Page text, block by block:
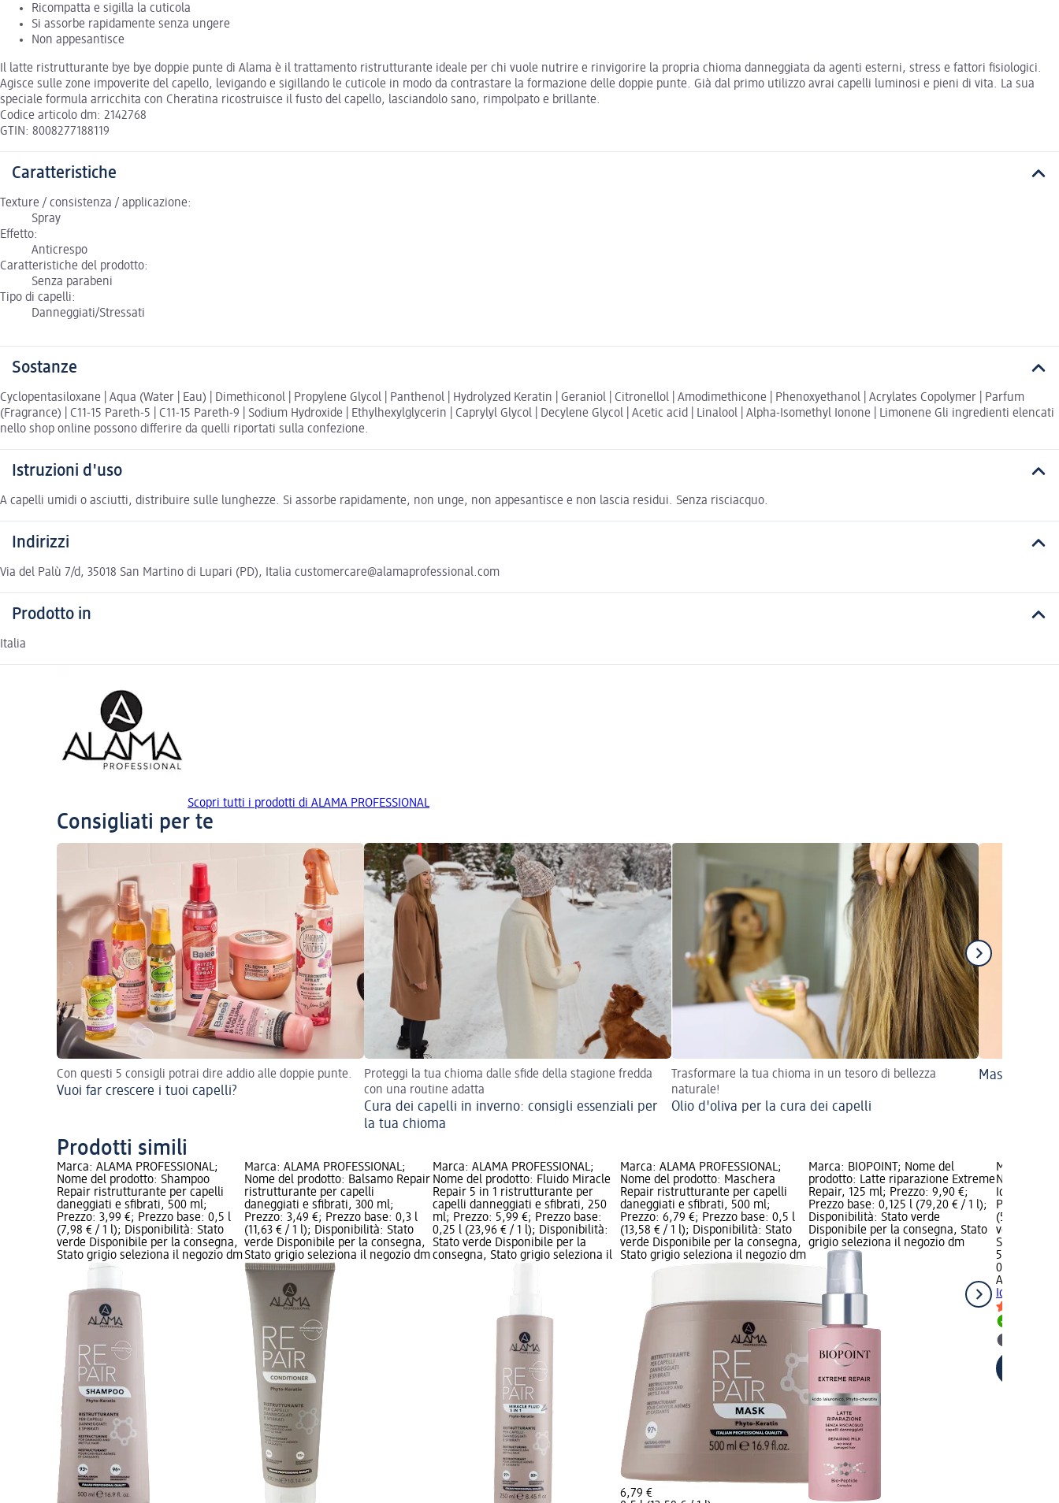
Ricompatta e sigilla la cuticola
Si assorbe rapidamente senza ungere
Non appesantisce
Il latte ristrutturante bye bye doppie punte di Alama è il trattamento ristrutturante ideale per chi vuole nutrire e rinvigorire la propria chioma danneggiata da agenti esterni, stress e fattori fisiologici.
Agisce sulle zone impoverite del capello, levigando e sigillando le cuticole in modo da contrastare la formazione delle doppie punte. Già dal primo utilizzo avrai capelli luminosi e pieni di vita. La sua
speciale formula arricchita con Cheratina ricostruisce il fusto del capello, lasciandolo sano, rimpolpato e brillante.
Codice articolo dm: 2142768
GTIN: 8008277188119
Caratteristiche
Texture / consistenza / applicazione:
Spray
Effetto:
Anticrespo
Caratteristiche del prodotto:
Senza parabeni
Tipo di capelli:
Danneggiati/Stressati
Sostanze
Cyclopentasiloxane | Aqua (Water | Eau) | Dimethiconol | Propylene Glycol | Panthenol | Hydrolyzed Keratin | Geraniol | Citronellol | Amodimethicone | Phenoxyethanol | Acrylates Copolymer | Parfum
(Fragrance) | C11-15 Pareth-5 | C11-15 Pareth-9 | Sodium Hydroxide | Ethylhexylglycerin | Caprylyl Glycol | Decylene Glycol | Acetic acid | Linalool | Alpha-Isomethyl Ionone | Limonene Gli ingredienti elencati
nello shop online possono differire da quelli riportati sulla confezione.
Istruzioni d'uso
A capelli umidi o asciutti, distribuire sulle lunghezze. Si assorbe rapidamente, non unge, non appesantisce e non lascia residui. Senza risciacquo.
Indirizzi
Via del Palù 7/d, 35018 San Martino di Lupari (PD), Italia customercare@alamaprofessional.com
Prodotto in
Italia
Scopri tutti i prodotti di ALAMA PROFESSIONAL
Consigliati per te
Con questi 5 consigli potrai dire addio alle doppie punte.
Vuoi far crescere i tuoi capelli?
Proteggi la tua chioma dalle sfide della stagione fredda
con una routine adatta
Cura dei capelli in inverno: consigli essenziali per
la tua chioma
Trasformare la tua chioma in un tesoro di bellezza
naturale!
Olio d'oliva per la cura dei capelli
Maschere
Prodotti simili
Marca: ALAMA PROFESSIONAL;
Nome del prodotto: Shampoo
Repair ristrutturante per capelli
daneggiati e sfibrati, 500 ml;
Prezzo: 3,99 €; Prezzo base: 0,5 l
(7,98 € / 1 l); Disponibilità: Stato
verde Disponibile per la consegna,
Stato grigio seleziona il negozio dm
Marca: ALAMA PROFESSIONAL;
Nome del prodotto: Balsamo Repair
ristrutturante per capelli
daneggiati e sfibrati, 300 ml;
Prezzo: 3,49 €; Prezzo base: 0,3 l
(11,63 € / 1 l); Disponibilità: Stato
verde Disponibile per la consegna,
Stato grigio seleziona il negozio dm
Marca: ALAMA PROFESSIONAL;
Nome del prodotto: Fluido Miracle
Repair 5 in 1 ristrutturante per
capelli danneggiati e sfibrati, 250
ml; Prezzo: 5,99 €; Prezzo base:
0,25 l (23,96 € / 1 l); Disponibilità:
Stato verde Disponibile per la
consegna, Stato grigio seleziona il
Marca: ALAMA PROFESSIONAL;
Nome del prodotto: Maschera
Repair ristrutturante per capelli
daneggiati e sfibrati, 500 ml;
Prezzo: 6,79 €; Prezzo base: 0,5 l
(13,58 € / 1 l); Disponibilità: Stato
verde Disponibile per la consegna,
Stato grigio seleziona il negozio dm
6,79 €
Marca: BIOPOINT; Nome del
prodotto: Latte riparazione Extreme
Repair, 125 ml; Prezzo: 9,90 €;
Prezzo base: 0,125 l (79,20 € / 1 l);
Disponibilità: Stato verde
Disponibile per la consegna, Stato
grigio seleziona il negozio dm
Marca:
Nome del
Idratante
Prezzo:
(59,90 € /
verde
Stato
5,99 €
0,1 l (59,90
ALAMA
Idratante